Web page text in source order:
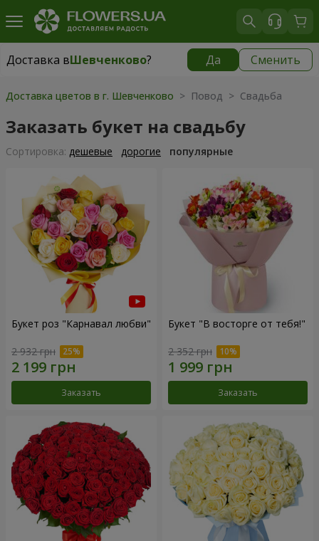
Доставка вШевченково? Да Сменить
Доставка вШевченково|
Доставка цветов в г. Шевченково > Повод > Свадьба
Заказать букет на свадьбу
Cортировка: дешевые дорогие популярные
Букет роз "Карнавал любви"
2 932 грн
Заказать
Букет "В восторге от тебя!"
2 352 грн
Заказать